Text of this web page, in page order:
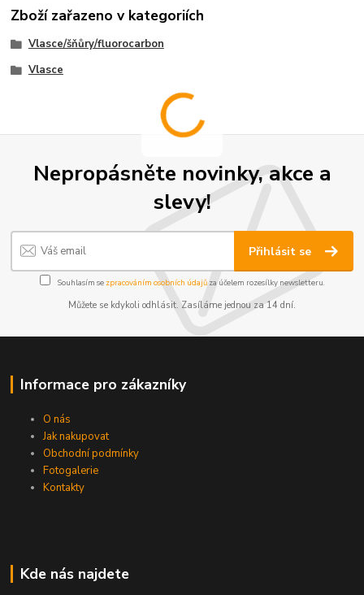
Zboží zařazeno v kategoriích
Vlasce/šňůry/fluorocarbon
Vlasce
Nepropásněte novinky, akce a
slevy!
Přihlásit se
Souhlasím se zpracováním osobních údajůza účelem rozesílky newsletteru.
Můžete se kdykoli odhlásit. Zasíláme jednou za 14 dní.
Informace pro zákazníky
O nás
Jak nakupovat
Obchodní podmínky
Fotogalerie
Kontakty
Kde nás najdete